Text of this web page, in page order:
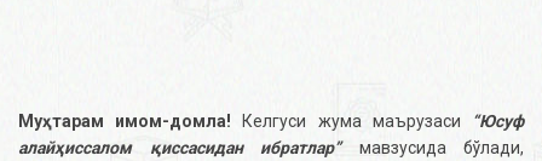
Муҳтарам имом-домла! Келгуси жума маърузаси “Юсуф
алайҳиссалом қиссасидан ибратлар”
мавзусида бўлади,